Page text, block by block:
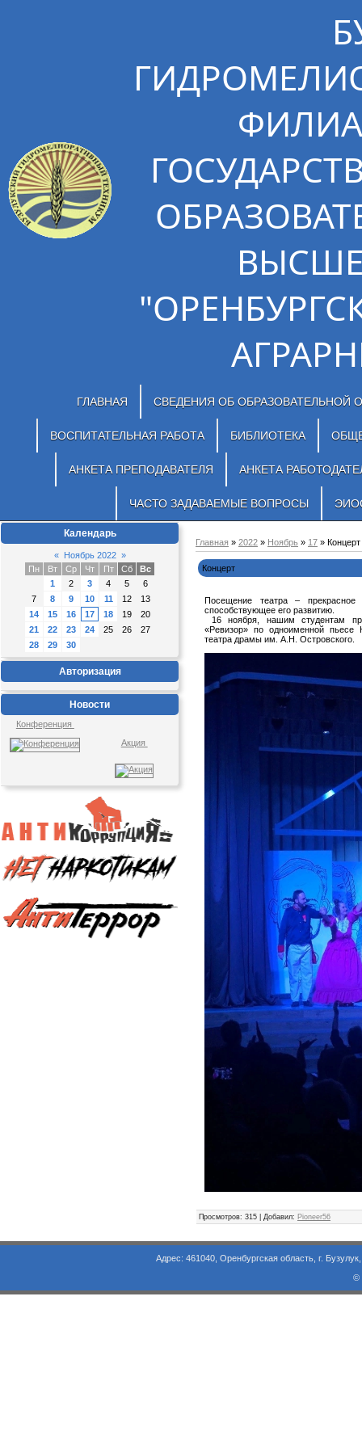
ГЛАВНАЯ СВЕДЕНИЯ ОБ ОБРАЗОВАТЕЛЬНОЙ
ВОСПИТАТЕЛЬНАЯ РАБОТА БИБЛИОТЕКА
АНКЕТА ПРЕПОДАВАТЕЛЯ АНКЕТА
ЧАСТО ЗАДАВАЕМЫЕ ВОПРОСЫ
Календарь
« Ноябрь 2022 »
Пн
Вт Ср Чт Пт Сб
Вс
1
2 3 4 5
6
7
8 9 10 11 12
13
14
15 16 17 18 19
20
21
22 23 24 25 26
27
28
29 30
Авторизация
Новости
Конференция
Акция
Главная » 2022 » Ноябрь » 17 » Концерт
Концерт
Посещение театра – прекрасное
способствующее его развитию.
16 ноября, нашим студентам
«Ревизор» по одноименной пьесе
театра драмы им. А.Н. Островского.
Просмотров: 315 | Добавил: Pioneer56
Адрес: 461040, Оренбургская область, г. Бузулук, ул.
©